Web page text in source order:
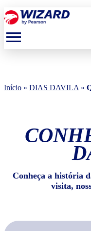
menu
Início » DIAS DAVILA »
Conheça a história
visita,